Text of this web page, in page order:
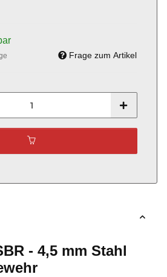
Frage zum Artikel
- 4,5 mm Stahl